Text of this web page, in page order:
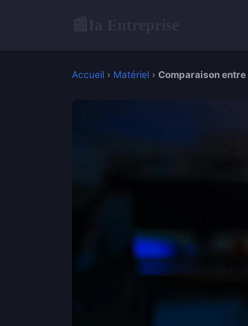
Accueil › Matériel › Comparaison